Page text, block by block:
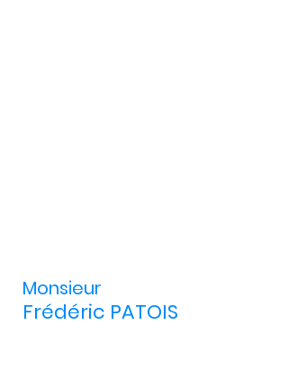
Frédéric PATOIS
Monsieur